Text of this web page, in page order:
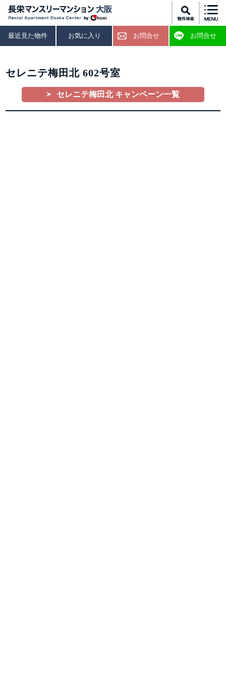
最近見た物件 お気に入り お問合せ お問合せ
セレニテ梅田北 602号室
セレニテ梅田北 キャンペーン一覧